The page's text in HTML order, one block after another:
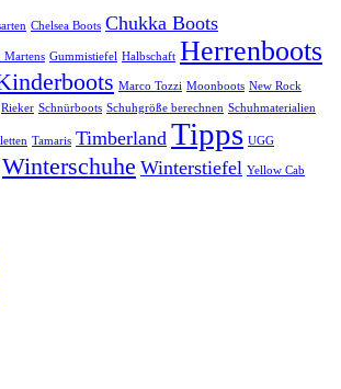
Chelsea Boots Chukka Boots
Martens Gummistiefel Halbschaft Herrenboots
Marco Tozzi Moonboots New Rock
Rieker Schnürboots Schuhgröße berechnen Schuhmaterialien
Tamaris Timberland Tipps UGG
Winterschuhe Winterstiefel Yellow Cab